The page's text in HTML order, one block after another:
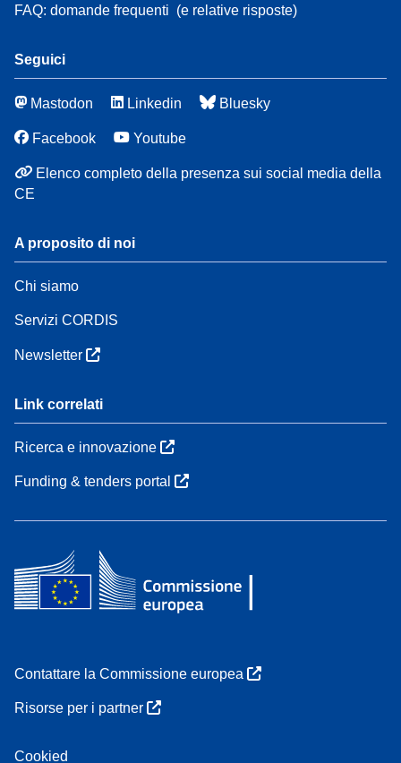
FAQ: domande frequenti (e relative risposte)
Seguici
Mastodon Linkedin Bluesky
Facebook Youtube
Elenco completo della presenza sui social media della
CE
A proposito di noi
Chi siamo
Servizi CORDIS
Newsletter
Link correlati
Ricerca e innovazione
Funding & tenders portal
Contattare la Commissione europea
Risorse per i partner
Cookied